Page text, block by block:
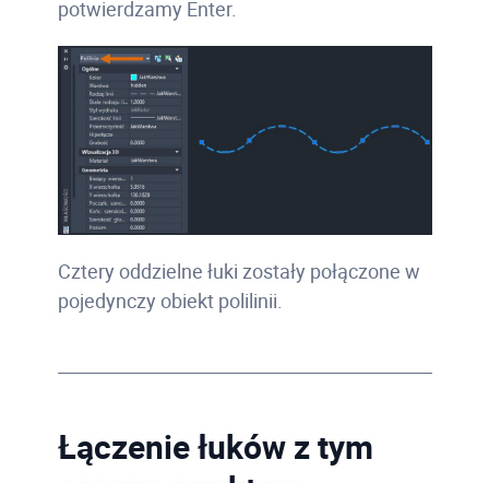
potwierdzamy Enter.
Cztery oddzielne łuki zostały połączone w
pojedynczy obiekt polilinii.
Łączenie łuków z tym